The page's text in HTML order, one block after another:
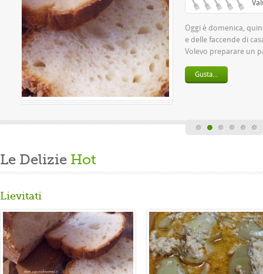
lavoro settimanale
grande passione.
per la ...
Le Delizie Hot
Lievitati